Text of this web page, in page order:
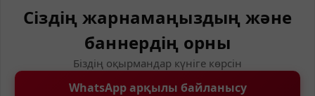
Сіздің жарнамаңыздың және
баннердің орны
Біздің оқырмандар күніге көрсін
WhatsApp арқылы байланысу